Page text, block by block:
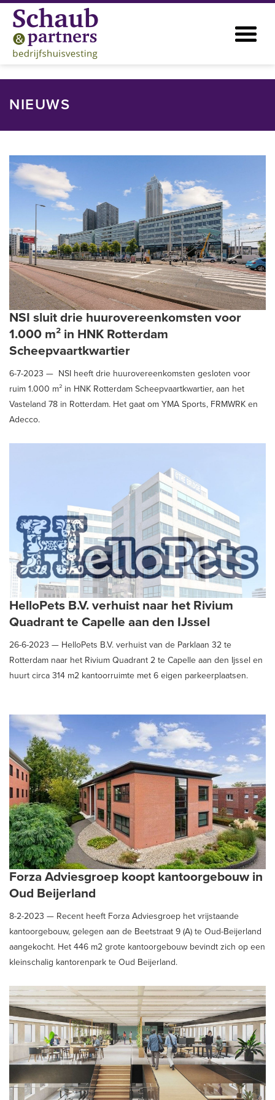
NIEUWS
NSI sluit drie huurovereenkomsten voor
1.000 m² in HNK Rotterdam
Scheepvaartkwartier
6-7-2023 — NSI heeft drie huurovereenkomsten gesloten voor
ruim 1.000 m² in HNK Rotterdam Scheepvaartkwartier, aan het
Vasteland 78 in Rotterdam. Het gaat om YMA Sports, FRMWRK en
Adecco.
HelloPets B.V. verhuist naar het Rivium
Quadrant te Capelle aan den IJssel
26-6-2023 — HelloPets B.V. verhuist van de Parklaan 32 te
Rotterdam naar het Rivium Quadrant 2 te Capelle aan den Ijssel en
huurt circa 314 m2 kantoorruimte met 6 eigen parkeerplaatsen.
Forza Adviesgroep koopt kantoorgebouw in
Oud Beijerland
8-2-2023 — Recent heeft Forza Adviesgroep het vrijstaande
kantoorgebouw, gelegen aan de Beetstraat 9 (A) te Oud-Beijerland
aangekocht. Het 446 m2 grote kantoorgebouw bevindt zich op een
kleinschalig kantorenpark te Oud Beijerland.